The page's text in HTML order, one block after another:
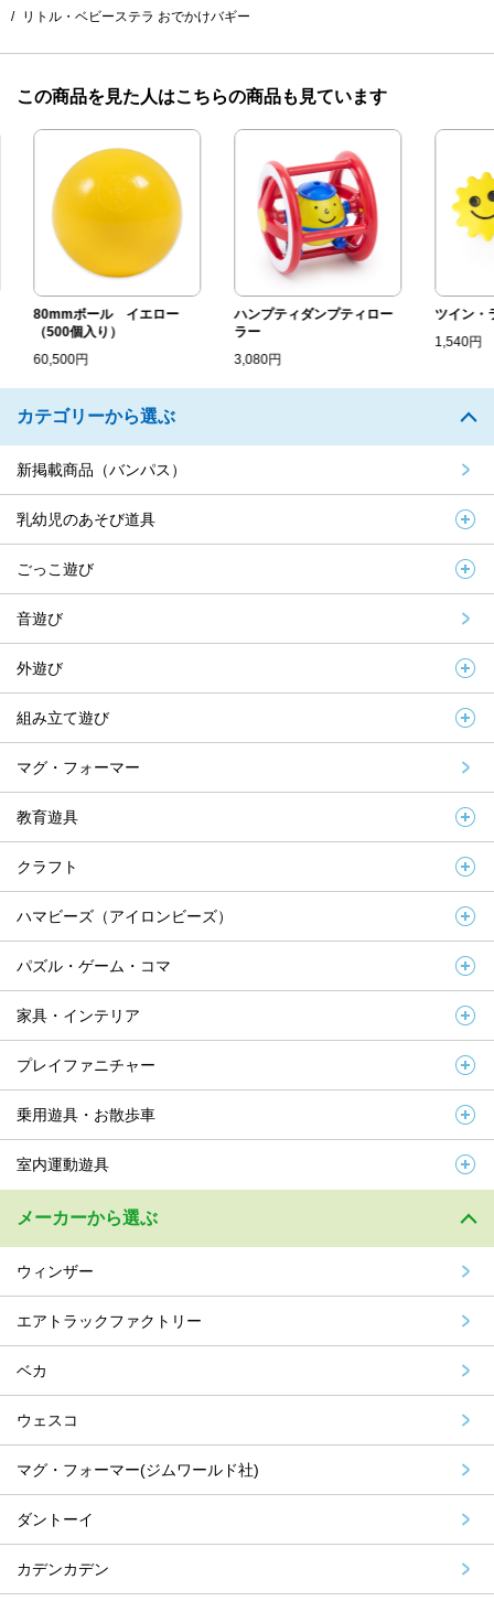
リトル・ベビーステラ おでかけバギー
この商品を見た人はこちらの商品も見ています
80mmボール イエロー
（500個入り）
60,500円
ハンプティダンプティロー
ラー
3,080円
ツイン・ラ
1,540円
カテゴリーから選ぶ
新掲載商品（バンパス）
乳幼児のあそび道具
ごっこ遊び
音遊び
外遊び
組み立て遊び
マグ・フォーマー
教育遊具
クラフト
ハマビーズ（アイロンビーズ）
パズル・ゲーム・コマ
家具・インテリア
プレイファニチャー
乗用遊具・お散歩車
室内運動遊具
メーカーから選ぶ
ウィンザー
エアトラックファクトリー
ベカ
ウェスコ
マグ・フォーマー(ジムワールド社)
ダントーイ
カデンカデン